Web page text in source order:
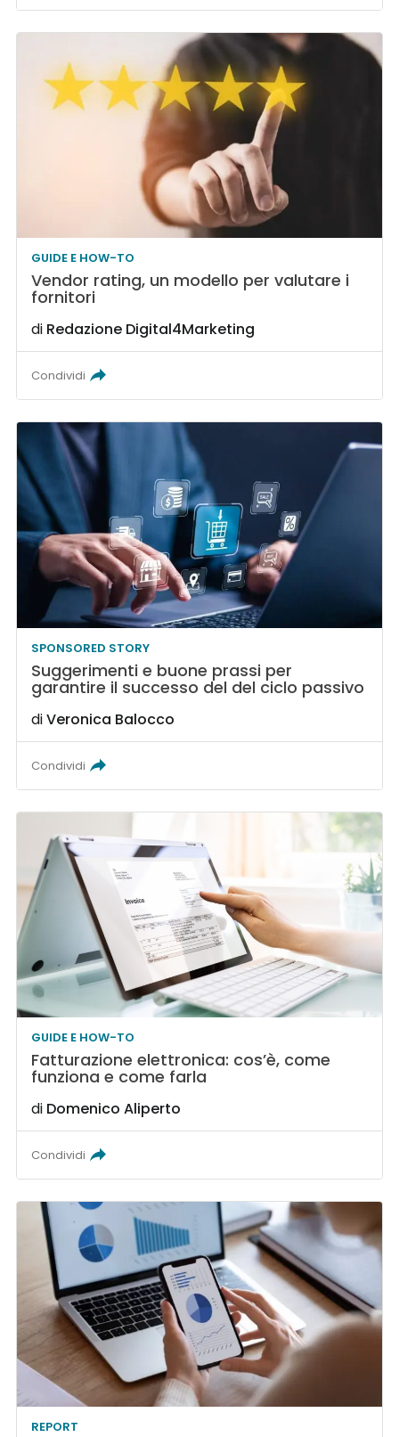
GUIDE E HOW-TO
Vendor rating, un modello per valutare i
fornitori
di Redazione Digital4Marketing
Condividi
SPONSORED STORY
Suggerimenti e buone prassi per
garantire il successo del del ciclo passivo
diVeronica Balocco
Condividi
GUIDE E HOW-TO
Fatturazione elettronica: cos’è, come
funziona e come farla
di Domenico Aliperto
Condividi
REPORT